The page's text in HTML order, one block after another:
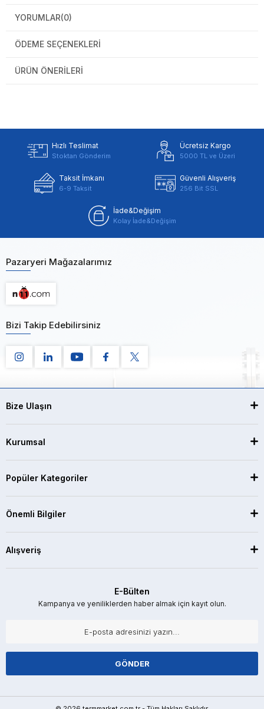
YORUMLAR(0)
ÖDEME SEÇENEKLERI
ÜRÜN ÖNERILERI
Hızlı Teslimat
Stoktan Gönderim
Ücretsiz Kargo
5000 TL ve Üzeri
Taksit İmkanı
6-9 Taksit
Güvenli Alışveriş
256 Bit SSL
İade&Değişim
Kolay İade&Değişim
Pazaryeri Mağazalarımız
Bizi Takip Edebilirsiniz
Bize Ulaşın
Kurumsal
Popüler Kategoriler
Önemli Bilgiler
Alışveriş
E-Bülten
Kampanya ve yeniliklerden haber almak için kayıt olun.
GÖNDER